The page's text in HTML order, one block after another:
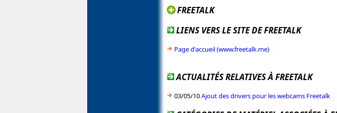
FREETALK
LIENS VERS LE SITE DE FREETALK
Page d'accueil (www.freetalk.me)
ACTUALITÉS RELATIVES À FREETALK
03/05/10Ajout des drivers pour les webcams Freetalk